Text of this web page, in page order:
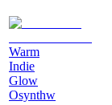
Warm
Indie
Glow
Osynthw